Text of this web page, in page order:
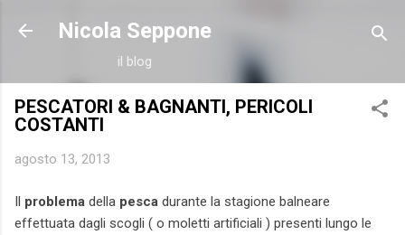
Passa ai contenuti principali
Nicola Seppone
il blog
PESCATORI & BAGNANTI, PERICOLI
COSTANTI
agosto 13, 2013
Il problema della pesca durante la stagione balneare
effettuata dagli scogli ( o moletti artificiali ) presenti lungo le